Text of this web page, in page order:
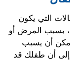
التي يكون
بسبب المرض أو
يمكن أن يسبب
إلى أن طفلك قد